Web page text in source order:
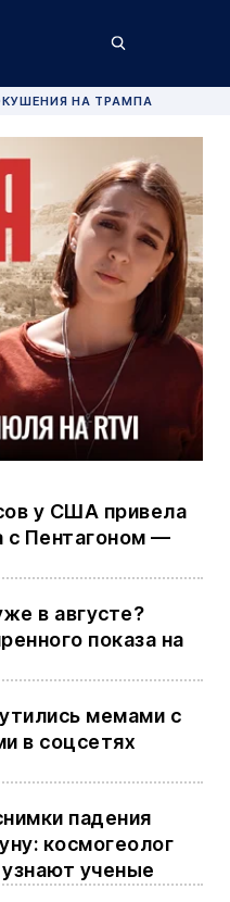
НА ТРАМПА
у США привела
с Пентагоном —
в августе?
показа на
мемами с
в соцсетях
падения
космогеолог
узнают ученые